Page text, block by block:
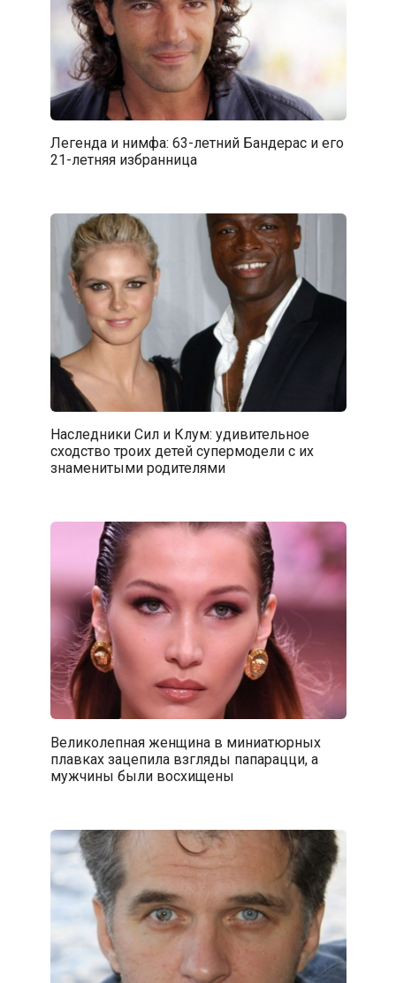
Легенда и нимфа: 63-летний Бандерас и его
21-летняя избранница
Наследники Сил и Клум: удивительное
сходство троих детей супермодели с их
знаменитыми родителями
Великолепная женщина в миниатюрных
плавках зацепила взгляды папарацци, а
мужчины были восхищены